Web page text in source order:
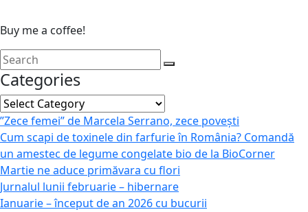
Buy me a coffee!
Categories
Categories
”Zece femei” de Marcela Serrano, zece povești
Cum scapi de toxinele din farfurie în România? Comandă
un amestec de legume congelate bio de la BioCorner
Martie ne aduce primăvara cu flori
Jurnalul lunii februarie – hibernare
Ianuarie – început de an 2026 cu bucurii